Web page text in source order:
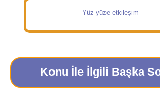
Yüz yüze etkileşim
Konu İle İlgili Başka